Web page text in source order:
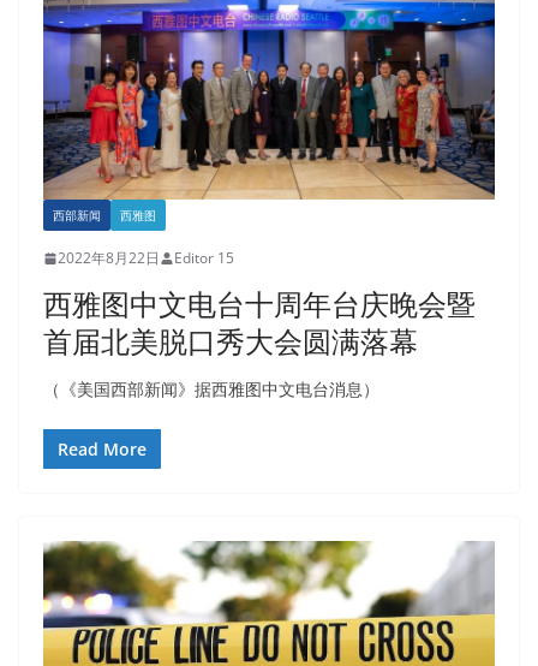
西部新闻 西雅图
2022年8月22日 Editor 15
西雅图中文电台十周年台庆晚会暨
首届北美脱口秀大会圆满落幕
（《美国西部新闻》据西雅图中文电台消息）
Read More